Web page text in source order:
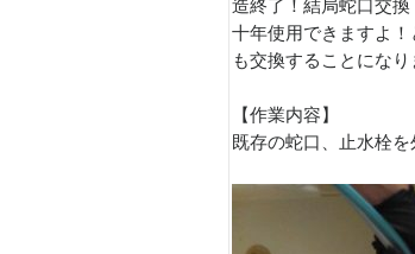
造終了！結局蛇口交
十年使用できますよ
も交換することになり
【作業内容】
既存の蛇口、止水栓